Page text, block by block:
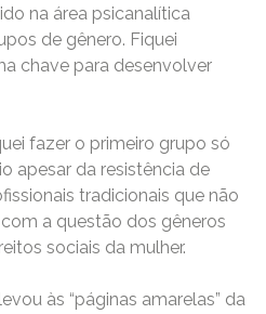
na área psicanalítica
de gênero. Fiquei
chave para desenvolver
fazer o primeiro grupo só
apesar da resistência de
tradicionais que não
a questão dos gêneros
sociais da mulher.
às “páginas amarelas” da